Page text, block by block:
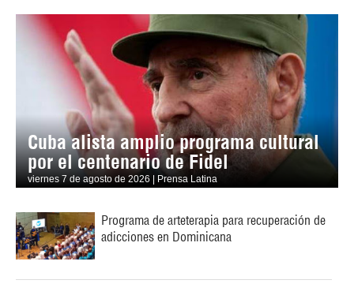
Cuba alista amplio programa cultural
por el centenario de Fidel
viernes 7 de agosto de 2026 | Prensa Latina
Programa de arteterapia para recuperación de
adicciones en Dominicana